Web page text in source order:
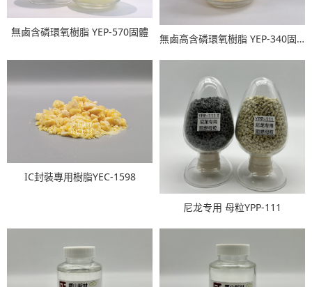
無鹵含磷環氧樹脂 YEP-570固體
無鹵高含磷環氧樹脂 YEP-340固體
IC封裝專用樹脂YEC-1598
尼龙专用 母粒YPP-111